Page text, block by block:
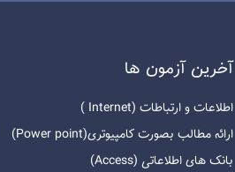
آخرين آزمون ها
اطلاعات و ارتباطات (Internet )
ارائه مطالب بصورت کامپیوتری(Power point)
بانک های اطلاعاتی (Access)